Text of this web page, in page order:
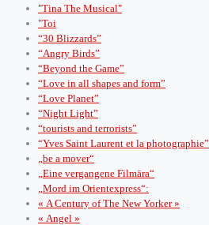
"Tina The Musical"
"Toi
“30 Blizzards”
“Angry Birds”
“Beyond the Game”
“Love in all shapes and form”
“Love Planet”
“Night Light”
“tourists and terrorists”
“Yves Saint Laurent et la photographie”
„be a mover“
„Eine vergangene Filmära“
„Mord im Orientexpress“:
« A Century of The New Yorker »
« Angel »